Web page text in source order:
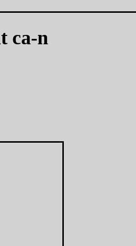
ca-n